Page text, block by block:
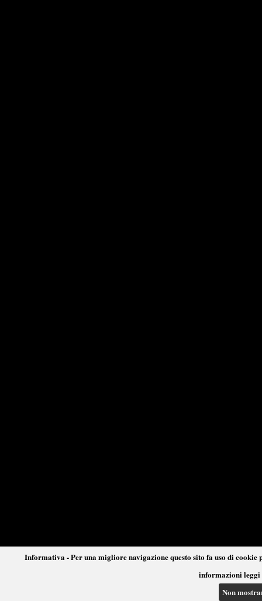
Informativa - Per una migliore navigazione questo sito fa uso di
informazioni leggi
Non